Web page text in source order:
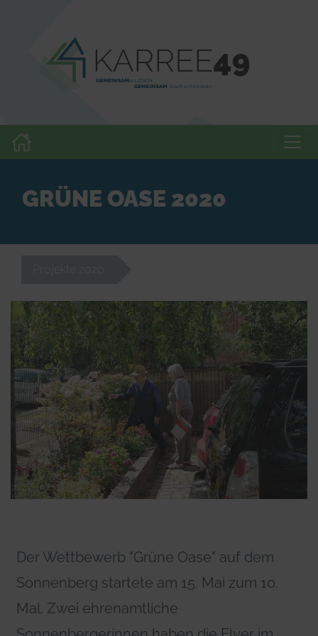
GRÜNE OASE 2020
Der Wettbewerb "Grüne Oase" auf dem
Sonnenberg startete am 15. Mai zum 10.
Mal. Zwei ehrenamtliche